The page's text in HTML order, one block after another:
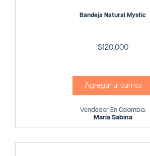
Bandeja Natural Mystic
$120,000
Agregar al carrito
Vendedor En Colombia:
María Sabina